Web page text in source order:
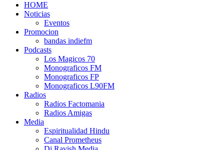
HOME
Noticias
Eventos
Promocion
bandas indiefm
Podcasts
Los Magicos 70
Monograficos FM
Monograficos FP
Monograficos L90FM
Radios
Radios Factomania
Radios Amigas
Media
Espiritualidad Hindu
Canal Prometheus